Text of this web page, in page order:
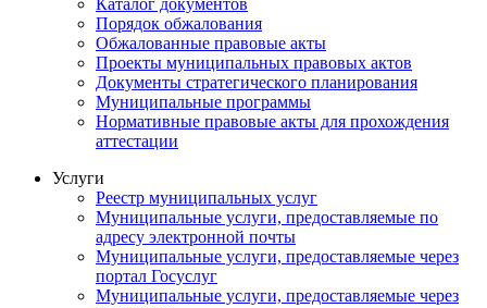
Порядок обжалования
Обжалованные правовые акты
Проекты муниципальных правовых актов
Документы стратегического планирования
Муниципальные программы
Нормативные правовые акты для прохождения
аттестации
Услуги
Реестр муниципальных услуг
Муниципальные услуги, предоставляемые по
адресу электронной почты
Муниципальные услуги, предоставляемые через
портал Госуслуг
Муниципальные услуги, предоставляемые через